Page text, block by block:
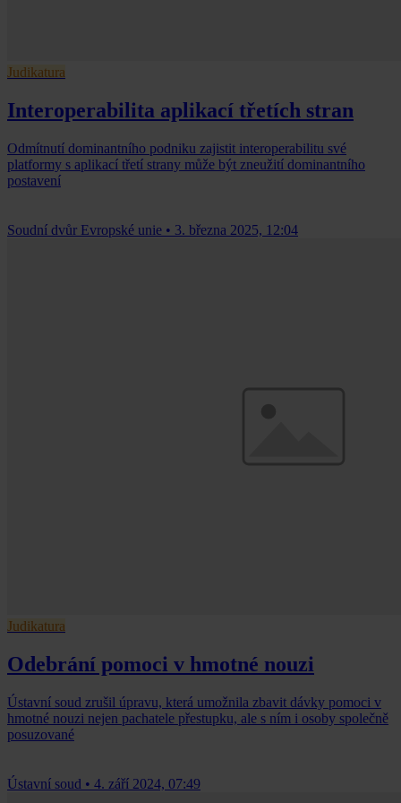
Judikatura
Interoperabilita aplikací třetích stran
Odmítnutí dominantního podniku zajistit interoperabilitu své
platformy s aplikací třetí strany může být zneužití dominantního
postavení
Soudní dvůr Evropské unie • 3. března 2025, 12:04
Judikatura
Odebrání pomoci v hmotné nouzi
Ústavní soud zrušil úpravu, která umožnila zbavit dávky pomoci v
hmotné nouzi nejen pachatele přestupku, ale s ním i osoby společně
posuzované
Ústavní soud • 4. září 2024, 07:49